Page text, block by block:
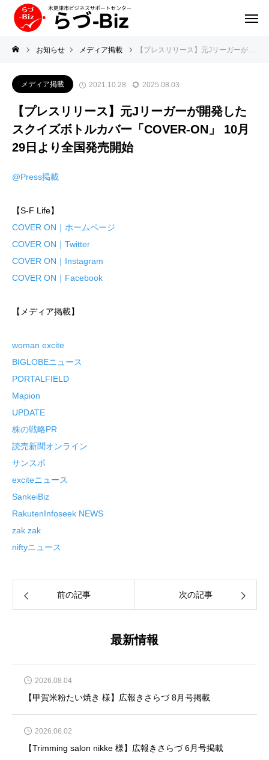
お知らせ メディア掲載 【プレスリリース】元Jリーガーが開発したスクイズボトルカバー「COVER-ON」 10月29日より全国発売開始
メディア掲載 2021.10.28 2025.08.03
【プレスリリース】元Jリーガーが開発した
スクイズボトルカバー「COVER-ON」 10月
29日より全国発売開始
@Press掲載
【S-F Life】
COVER ON｜ホームページ
COVER ON｜Twitter
COVER ON｜Instagram
COVER ON｜Facebook
【メディア掲載】
woman excite
BIGLOBEニュース
PORTALFIELD
Mapion
UPDATE
株の戦略PR
読売新聞オンライン
サンスポ
exciteニュース
SankeiBiz
RakutenInfoseek NEWS
zak zak
niftyニュース
前の記事 次の記事
最新情報
2026.08.04
【甲賀米粉たい焼き 様】広報きさらづ 8月号掲載
2026.06.02
【Trimming salon nikke 様】広報きさらづ 6月号掲載